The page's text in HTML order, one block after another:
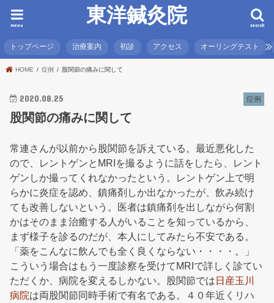
東洋鍼灸院 search
menu
トップページ 治療案内 初診 アクセス オーリングテスト
HOME 症例 股関節の痛みに関して
症例
2020.08.25
股関節の痛みに関して
常連さんが以前から股関節を訴えている。最近悪化した
ので、レントゲンとMRIを撮るように話をしたら、レント
ゲンしか撮ってくれなかったという。レントゲン上で明
らかに炎症を認め、鎮痛剤しか出なかったが、飲み続け
ても改善しないという。医者は鎮痛剤を出しながら何割
かはそのまま治癒する人がいることを知っているから、
まず様子を診るのだが、本人にしてみたら不安である。
「薬をこんなに飲んでも全く良くならない・・・・。」
こういう場合はもう一度診察を受けてMRIで詳しく診てい
ただくか、病院を変えるしかない。股関節では日産玉川
病院は両股関節同時手術で有名である。４０年近くリハ